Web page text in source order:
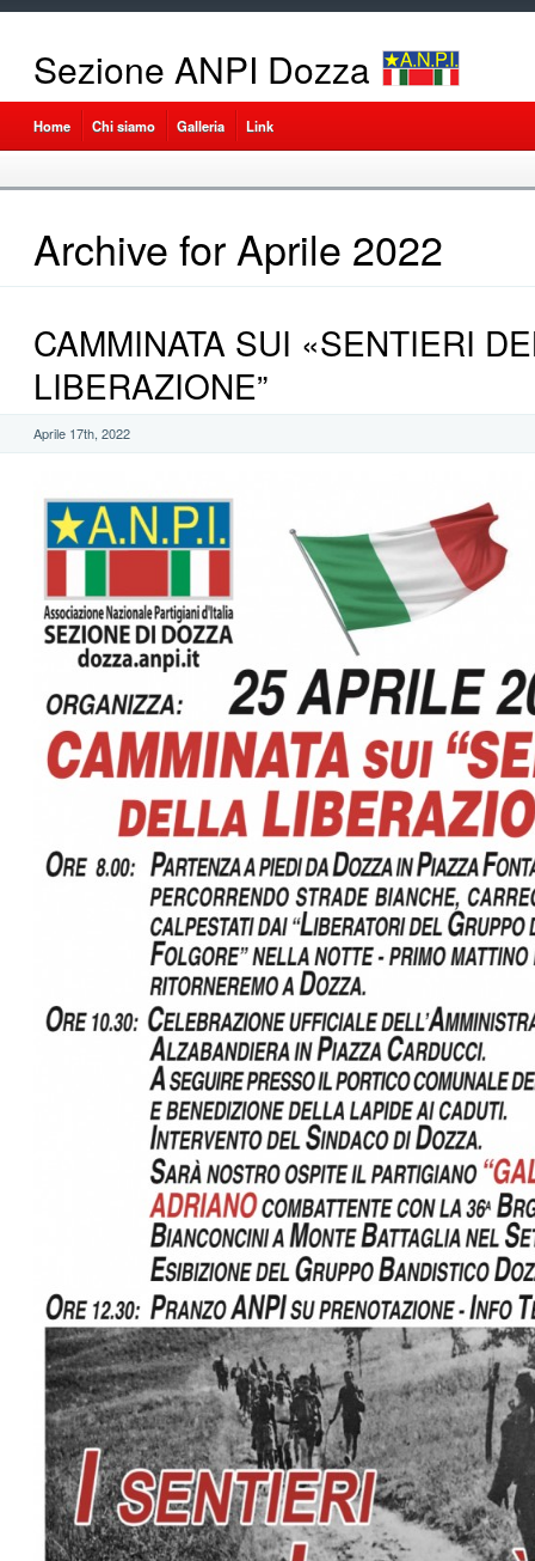
Sezione ANPI Dozza
Home Chi siamo Galleria Link
Archive for Aprile 2022
CAMMINATA SUI «SENTIERI
LIBERAZIONE”
Aprile 17th, 2022